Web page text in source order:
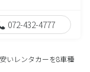
072-432-4777
いレンタカーを8車種